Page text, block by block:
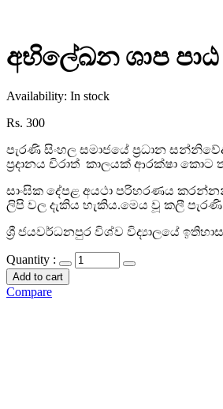
අභිලේඛන ශාප පාඨ
Availability: In stock
Rs. 300
පැරණි සිංහල සමාජයේ ප්‍රධාන
ප්‍රදානය චිරාත් කාලයක් ආරක්ෂා
සාංඝික දේපළ අයථා පරිහරණය
ලිපි වල දැකිය හැකිය.මෙය වූ කලී
ශ්‍රී ජයවර්ධනපුර විශ්ව විද්‍යාලයේ
Quantity :
Add to cart
Compare